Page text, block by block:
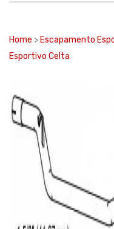
Home > Escapamento
Esportivo Celta